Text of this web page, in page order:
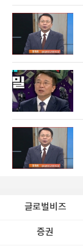
글로벌비즈
증권